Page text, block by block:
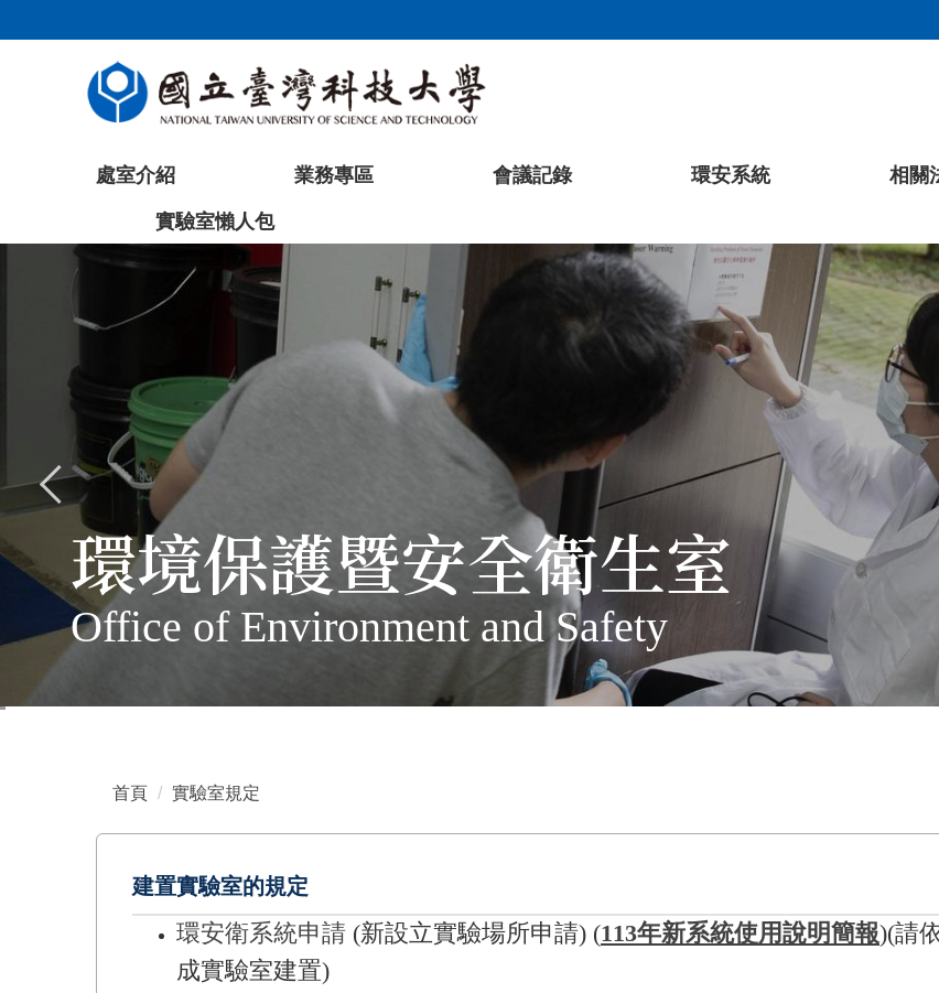
到
處室介紹 業務專區 會議記錄 環安系統 相關
實驗室懶人包
環境保護暨安全衛生室
Office of Environment and Safety
首頁 實驗室規定
建置實驗室的規定
環安衛系統申請 (新設立實驗場所申請) (113年新系統使用說明簡報)(請
成實驗室建置)